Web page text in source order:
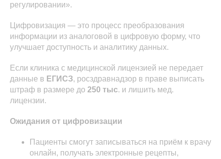
регулировании».
Цифровизация — это процесс преобразования
информации из аналоговой в цифровую форму, что
улучшает доступность и аналитику данных.
Если клиника с медицинской лицензией не передает
данные в ЕГИСЗ, росздравнадзор в праве выписать
штраф в размере до 250 тыс. и лишить мед.
лицензии.
Ожидания от цифровизации
Пациенты смогут записываться на приём к врачу
онлайн, получать электронные рецепты,